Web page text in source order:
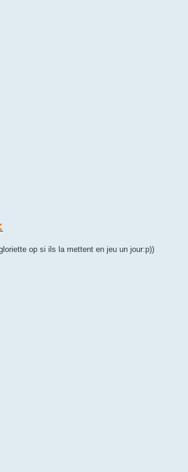
op si ils la mettent en jeu un jour:p))